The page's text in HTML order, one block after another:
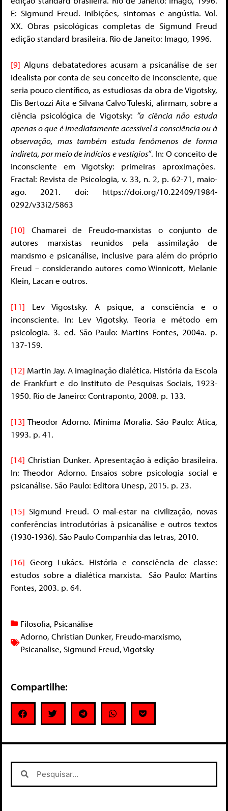
E: Sigmund Freud. Inibições, sintomas e angústia. Vol.
XX. Obras psicológicas completas de Sigmund Freud
edição standard brasileira. Rio de Janeito: Imago, 1996.
[9] Alguns debatatedores acusam a psicanálise de ser
idealista por conta de seu conceito de inconsciente, que
seria pouco científico, as estudiosas da obra de Vigotsky,
Elis Bertozzi Aita e Silvana Calvo Tuleski, afirmam, sobre a
ciência psicológica de Vigotsky: “a ciência não estuda
apenas o que é imediatamente acessível à consciência ou à
observação, mas também estuda fenômenos de forma
indireta, por meio de indícios e vestígios”. In: O conceito de
inconsciente em Vigotsky: primeiras aproximações.
Fractal: Revista de Psicologia, v. 33, n. 2, p. 62-71, maio-
ago. 2021. doi: https://doi.org/10.22409/1984-
0292/v33i2/5863
[10] Chamarei de Freudo-marxistas o conjunto de
autores marxistas reunidos pela assimilação de
marxismo e psicanálise, inclusive para além do próprio
Freud – considerando autores como Winnicott, Melanie
Klein, Lacan e outros.
[11] Lev Vigostsky. A psique, a consciência e o
inconsciente. In: Lev Vigotsky. Teoria e método em
psicologia. 3. ed. São Paulo: Martins Fontes, 2004a. p.
137-159.
[12] Martin Jay. A imaginação dialética. História da Escola
de Frankfurt e do Instituto de Pesquisas Sociais, 1923-
1950. Rio de Janeiro: Contraponto, 2008. p. 133.
[13] Theodor Adorno. Minima Moralia. São Paulo: Ática,
1993. p. 41.
[14] Christian Dunker. Apresentação à edição brasileira.
In: Theodor Adorno. Ensaios sobre psicologia social e
psicanálise. São Paulo: Editora Unesp, 2015. p. 23.
[15] Sigmund Freud. O mal-estar na civilização, novas
conferências introdutórias à psicanálise e outros textos
(1930-1936). São Paulo Companhia das letras, 2010.
[16] Georg Lukács. História e consciência de classe:
estudos sobre a dialética marxista. São Paulo: Martins
Fontes, 2003. p. 64.
Filosofia, Psicanálise
Adorno, Christian Dunker, Freudo-marxismo,
Psicanalise, Sigmund Freud,Vigotsky
Compartilhe: